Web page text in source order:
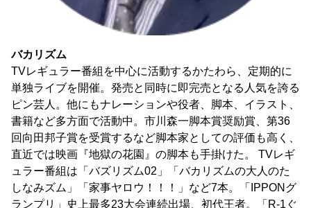
バカリズム
TVレギュラー番組を中心に活動するかたわら、定期的に
単独ライブを開催。発売と同時に即完売となる人気を誇る
ピン芸人。他にもナレーションや役者、脚本、イラスト、
書籍など多方面で活動中。市川森一脚本賞奨励賞、第36
回向田邦子賞を受賞するなど脚本家としての評価も高く、
直近では映画『地獄の花園』の脚本も手掛けた。 TVレギ
ュラー番組は「バズリズム02」「バカリズムの大人のた
しなみズム」「家事ヤロウ！！！」など7本。「IPPONグ
ランプリ」史上最多23大会連続出場、初代王者。「R-1ぐ